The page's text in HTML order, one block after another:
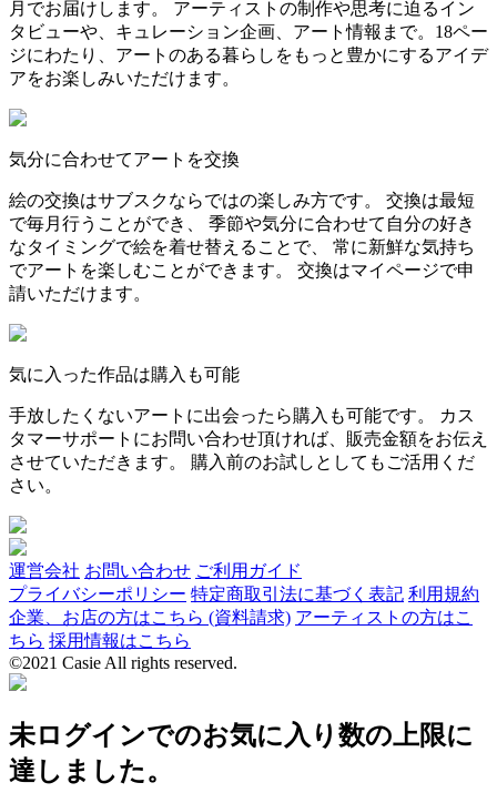
月でお届けします。 アーティストの制作や思考に迫るイン
タビューや、キュレーション企画、アート情報まで。18ペー
ジにわたり、アートのある暮らしをもっと豊かにするアイデ
アをお楽しみいただけます。
気分に合わせてアートを交換
絵の交換はサブスクならではの楽しみ方です。 交換は最短
で毎月行うことができ、 季節や気分に合わせて自分の好き
なタイミングで絵を着せ替えることで、 常に新鮮な気持ち
でアートを楽しむことができます。 交換はマイページで申
請いただけます。
気に入った作品は購入も可能
手放したくないアートに出会ったら購入も可能です。 カス
タマーサポートにお問い合わせ頂ければ、販売金額をお伝え
させていただきます。 購入前のお試しとしてもご活用くだ
さい。
運営会社 お問い合わせ ご利用ガイド
プライバシーポリシー 特定商取引法に基づく表記 利用規約
企業、お店の方はこちら (資料請求) アーティストの方はこ
ちら 採用情報はこちら
©2021 Casie All rights reserved.
未ログインでのお気に入り数の上限に
達しました。